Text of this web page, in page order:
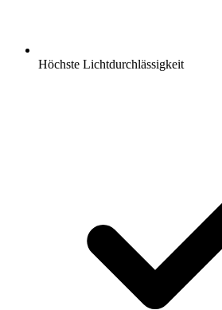
Höchste Lichtdurchlässigkeit